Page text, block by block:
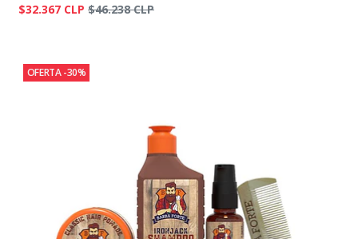
$32.367 CLP $46.238 CLP
OFERTA -30%